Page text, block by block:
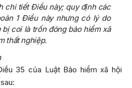
chi tiết Điều này; quy định các
1 Điều này nhưng có lý do
coi là trốn đóng bảo hiểm xã
thất nghiệp.
35 của Luật Bảo hiểm xã hội